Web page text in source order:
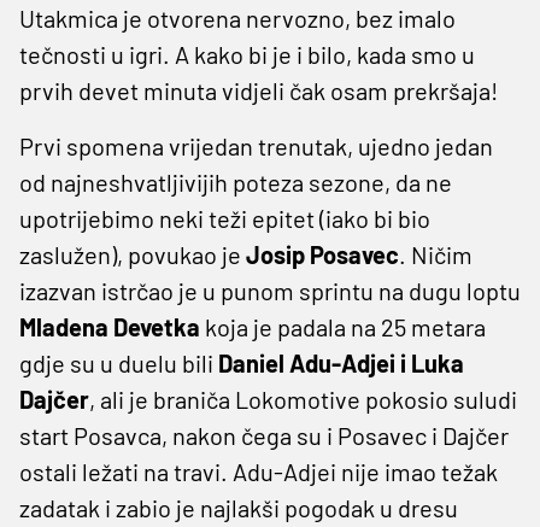
Utakmica je otvorena nervozno, bez imalo
tečnosti u igri. A kako bi je i bilo, kada smo u
prvih devet minuta vidjeli čak osam prekršaja!
Prvi spomena vrijedan trenutak, ujedno jedan
od najneshvatljivijih poteza sezone, da ne
upotrijebimo neki teži epitet (iako bi bio
zaslužen), povukao je Josip Posavec. Ničim
izazvan istrčao je u punom sprintu na dugu loptu
Mladena Devetka koja je padala na 25 metara
gdje su u duelu bili Daniel Adu-Adjei i Luka
Dajčer, ali je braniča Lokomotive pokosio suludi
start Posavca, nakon čega su i Posavec i Dajčer
ostali ležati na travi. Adu-Adjei nije imao težak
zadatak i zabio je najlakši pogodak u dresu